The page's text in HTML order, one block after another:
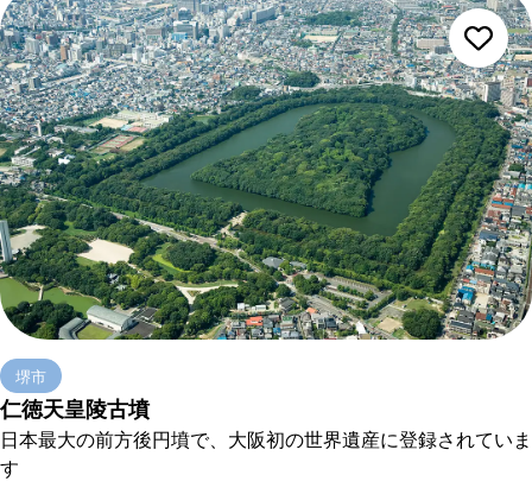
堺市
仁徳天皇陵古墳
日本最大の前方後円墳で、大阪初の世界遺産に登録されていま
す